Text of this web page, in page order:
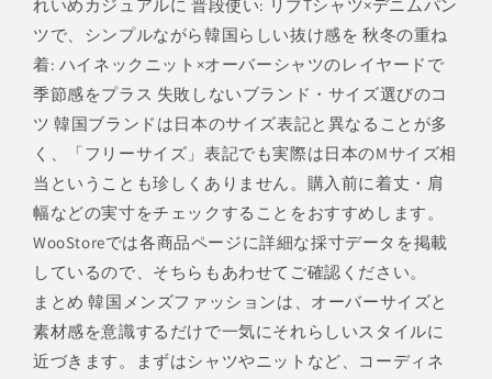
れいめカジュアルに 普段使い: リブTシャツ×デニムパン
ツで、シンプルながら韓国らしい抜け感を 秋冬の重ね
着: ハイネックニット×オーバーシャツのレイヤードで
季節感をプラス 失敗しないブランド・サイズ選びのコ
ツ 韓国ブランドは日本のサイズ表記と異なることが多
く、「フリーサイズ」表記でも実際は日本のMサイズ相
当ということも珍しくありません。購入前に着丈・肩
幅などの実寸をチェックすることをおすすめします。
WooStoreでは各商品ページに詳細な採寸データを掲載
しているので、そちらもあわせてご確認ください。
まとめ 韓国メンズファッションは、オーバーサイズと
素材感を意識するだけで一気にそれらしいスタイルに
近づきます。まずはシャツやニットなど、コーディネ